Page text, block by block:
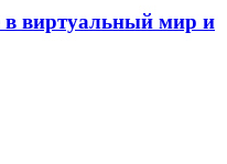
виртуальный мир и